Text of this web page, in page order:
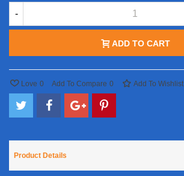
-
ADD TO CART
Love 0 Add To Compare 0 Add To Wishlist
Product Details